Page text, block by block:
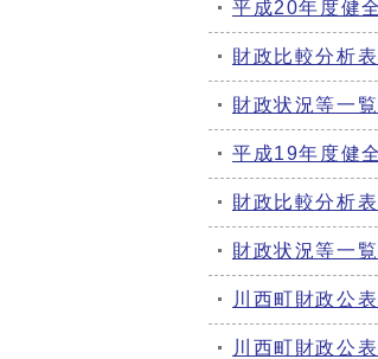
平成20年度健
財政比較分析
財政状況等一
平成19年度健
財政比較分析
財政状況等一
川西町財政公
川西町財政公